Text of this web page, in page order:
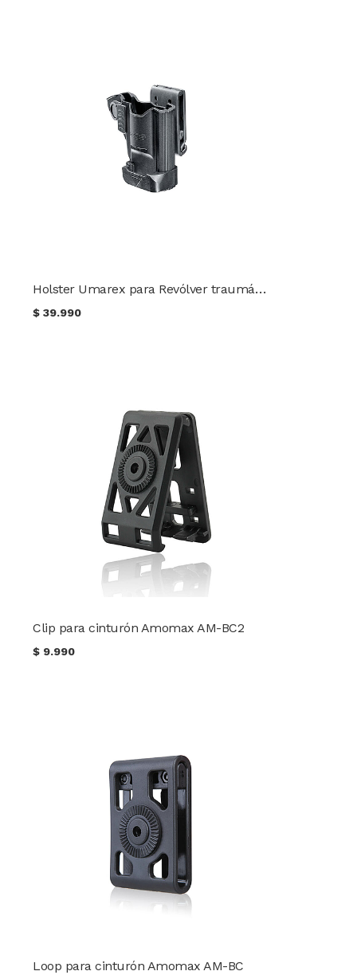
Holster Umarex para Revólver traumático HDR 50 T4E
$39.990
Clip para cinturón Amomax AM-BC2
$ 9.990
Loop para cinturón Amomax AM-BC